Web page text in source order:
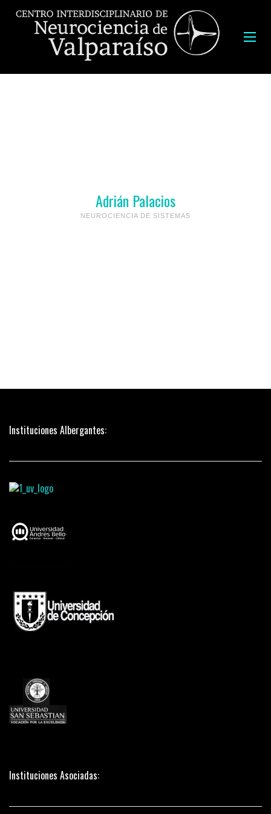
Adrián Palacios
NEUROCIENCIA DE SISTEMAS
Instituciones Albergantes:
Instituciones Asociadas: